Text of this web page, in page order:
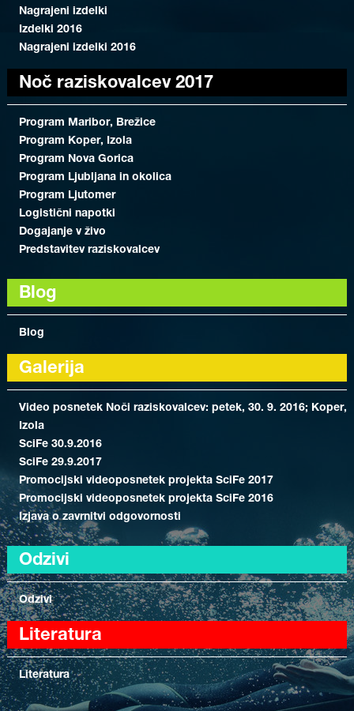
Nagrajeni izdelki
Izdelki 2016
Nagrajeni izdelki 2016
Noč raziskovalcev 2017
Program Maribor, Brežice
Program Koper, Izola
Program Nova Gorica
Program Ljubljana in okolica
Program Ljutomer
Logistični napotki
Dogajanje v živo
Predstavitev raziskovalcev
Blog
Blog
Galerija
Video posnetek Noči raziskovalcev: petek, 30. 9. 2016; Koper,
Izola
SciFe 30.9.2016
SciFe 29.9.2017
Promocijski videoposnetek projekta SciFe 2017
Promocijski videoposnetek projekta SciFe 2016
Izjava o zavrnitvi odgovornosti
Odzivi
Odzivi
Literatura
Literatura